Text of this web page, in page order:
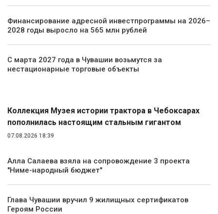
Финансирование адресной инвестпрограммы на 2026–
2028 годы выросло на 565 млн рублей
С марта 2027 года в Чувашии возьмутся за
нестационарные торговые объекты
Коллекция Музея истории трактора в Чебоксарах
пополнилась настоящим стальным гигантом
07.08.2026 18:39
Алла Салаева взяла на сопровождение 3 проекта
"Ниме-народный бюджет"
Глава Чувашии вручил 9 жилищных сертификатов
Героям России